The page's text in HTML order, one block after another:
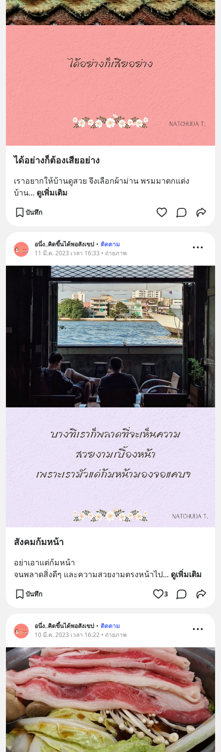
ได้อย่างก็ต้องเสียอย่าง
เราอยากให้บ้านดูสวย จึงเลือกผ้าม่าน พรมมาตกแต่ง
บ้าน... ดูเพิ่มเติม
บันทึก
อนึ่ง..คิดขึ้นได้พอสังเขป • ติดตาม
11 มี.ค. 2023 เวลา 16:33 • ถ่ายภาพ
สังคมก้มหน้า
อย่าเอาแต่ก้มหน้า
จนพลาดสิ่งดีๆ และความสวยงามตรงหน้าไป... ดูเพิ่มเติม
บันทึก 3
อนึ่ง..คิดขึ้นได้พอสังเขป • ติดตาม
10 มี.ค. 2023 เวลา 16:22 • ถ่ายภาพ